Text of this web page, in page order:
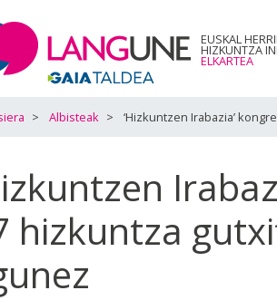
EUSKAL
HIZKUNTZA
ELKARTEA
Albisteak ‘Hizkuntzen Irabazia’
hizkuntza